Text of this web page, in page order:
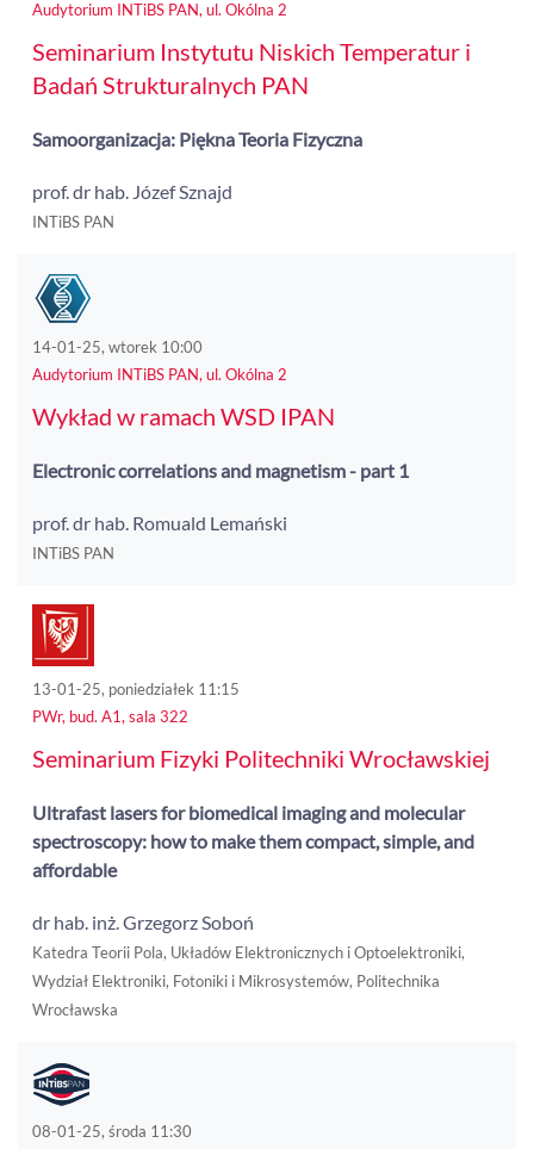
Audytorium INTiBS PAN, ul. Okólna 2
Seminarium Instytutu Niskich Temperatur i
Badań Strukturalnych PAN
Samoorganizacja: Piękna Teoria Fizyczna
prof. dr hab. Józef Sznajd
INTiBS PAN
14-01-25, wtorek 10:00
Audytorium INTiBS PAN, ul. Okólna 2
Wykład w ramach WSD IPAN
Electronic correlations and magnetism - part 1
prof. dr hab. Romuald Lemański
INTiBS PAN
13-01-25, poniedziałek 11:15
PWr, bud. A1, sala 322
Seminarium Fizyki Politechniki Wrocławskiej
Ultrafast lasers for biomedical imaging and molecular
spectroscopy: how to make them compact, simple, and
affordable
dr hab. inż. Grzegorz Soboń
Katedra Teorii Pola, Układów Elektronicznych i Optoelektroniki,
Wydział Elektroniki, Fotoniki i Mikrosystemów, Politechnika
Wrocławska
08-01-25, środa 11:30